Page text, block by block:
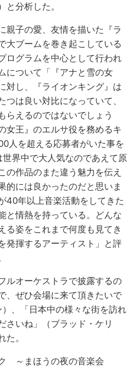
分析した。
親子の愛、友情を描いた『ラ
大ブームを巻き起こしている
ログラムを中心として行われ
について「『アナと雪の女
対し、『ライオンキング』は
は良い対比になっていて、
らえるのではないでしょう
女王』のエルサ役を務めるキ
人を超える応募者がいた事を
界中で大人気なのであえて原
の作品のまた違う魅力を伝え
的には良かったのだと思いま
40年以上音楽活動をしてきた
と情熱を持っている。どんな
る姿をこれまで何度も見てき
発揮するアーティスト」と評
ルオーケストラで披露するの
、ぜひ会場に来て頂きたいで
、「日本中の様々な街を訪れ
さいね」（ブラッド・ケリ
。
ク ～まほうの夜の音楽会